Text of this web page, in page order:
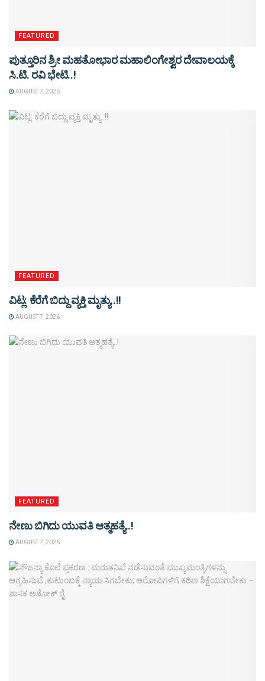
FEATURED
ಪುತ್ತೂರಿನ ಶ್ರೀ ಮಹತೋಭಾರ ಮಹಾಲಿಂಗೇಶ್ವರ ದೇವಾಲಯಕ್ಕೆ
ಸಿ.ಟಿ. ರವಿ ಭೇಟಿ..!
AUGUST 7, 2026
FEATURED
ವಿಟ್ಲ: ಕೆರೆಗೆ ಬಿದ್ದು ವ್ಯಕ್ತಿ ಮೃತ್ಯು..!!
AUGUST 7, 2026
FEATURED
ನೇಣು ಬಿಗಿದು ಯುವತಿ ಆತ್ಮಹತ್ಯೆ..!
AUGUST 7, 2026